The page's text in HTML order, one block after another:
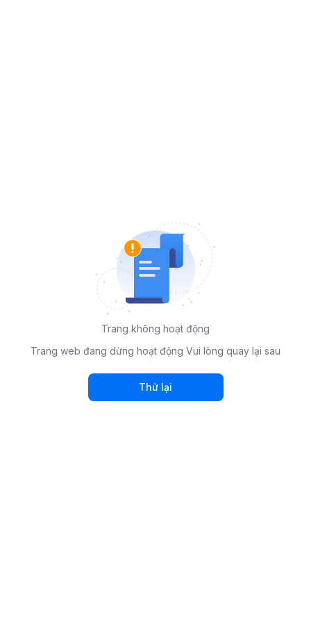
Trang không hoạt động
Trang web đang dừng hoạt động Vui lòng quay lại sau
Thử lại